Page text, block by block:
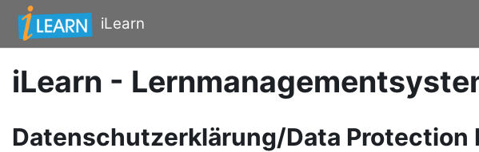
Zum Hauptinhalt
iLearn
iLearn -
Datenschutzerklärung/Data Protection